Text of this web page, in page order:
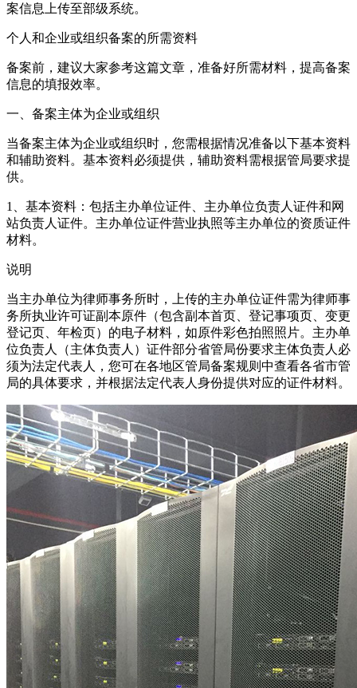
案信息上传至部级系统。
个人和企业或组织备案的所需资料
备案前，建议大家参考这篇文章，准备好所需材料，提高备案
信息的填报效率。
一、备案主体为企业或组织
当备案主体为企业或组织时，您需根据情况准备以下基本资料
和辅助资料。基本资料必须提供，辅助资料需根据管局要求提
供。
1、基本资料：包括主办单位证件、主办单位负责人证件和网
站负责人证件。主办单位证件营业执照等主办单位的资质证件
材料。
说明
当主办单位为律师事务所时，上传的主办单位证件需为律师事
务所执业许可证副本原件（包含副本首页、登记事项页、变更
登记页、年检页）的电子材料，如原件彩色拍照照片。主办单
位负责人（主体负责人）证件部分省管局份要求主体负责人必
须为法定代表人，您可在各地区管局备案规则中查看各省市管
局的具体要求，并根据法定代表人身份提供对应的证件材料。